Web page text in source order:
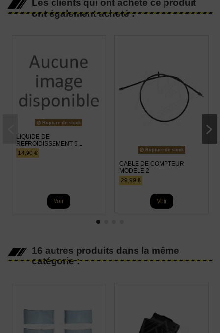
Les clients qui ont acheté ce produit
ont également acheté :
Rupture de stock
LIQUIDE DE
REFROIDISSEMENT 5 L
14,90 €
Voir
Rupture de stock
CABLE DE COMPTEUR
MODELE 2
29,99 €
Voir
16 autres produits dans la même
catégorie :